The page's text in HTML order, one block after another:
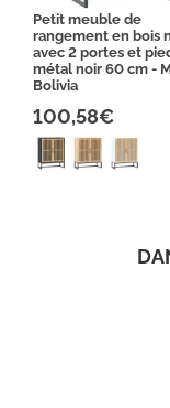
Petit meuble de
rangement en bois
avec 2 portes et
métal noir 60 cm -
Bolivia
100,58€